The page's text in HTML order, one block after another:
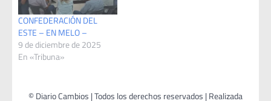
CONFEDERACIÓN DEL
ESTE – EN MELO –
9 de diciembre de 2025
En «Tribuna»